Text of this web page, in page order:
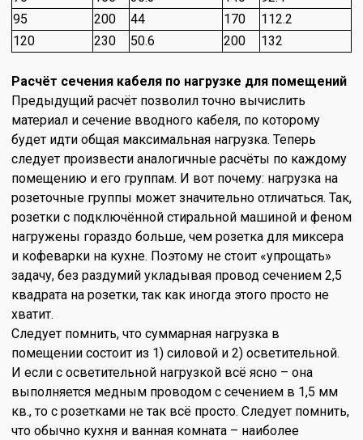
95
200 44 170
112.2
120
230 50.6 200 132
Расчёт сечения кабеля по нагрузке для помещений
Предыдущий расчёт позволил точно вычислить
материал и сечение вводного кабеля, по которому
будет идти общая максимальная нагрузка. Теперь
следует произвести аналогичные расчёты по каждому
помещению и его группам. И вот почему: нагрузка на
розеточные группы может значительно отличаться. Так,
розетки с подключённой стиральной машиной и феном
нагружены гораздо больше, чем розетка для миксера
и кофеварки на кухне. Поэтому не стоит «упрощать»
задачу, без раздумий укладывая провод сечением 2,5
квадрата на розетки, так как иногда этого просто не
хватит.
Следует помнить, что суммарная нагрузка в
помещении состоит из 1) силовой и 2) осветительной.
И если с осветительной нагрузкой всё ясно – она
выполняется медным проводом с сечением в 1,5 мм
кв., то с розетками не так всё просто. Следует помнить,
что обычно кухня и ванная комната – наиболее